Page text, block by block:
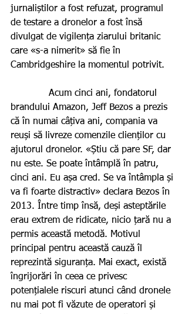
jurnaliștilor a fost refuzat, programul
de testare a dronelor a fost însă
divulgat de vigilența ziarului britanic
care «s-a nimerit» să fie în
Cambridgeshire la momentul potrivit.
brandului Amazon, Jeff Bezos a prezis
că în numai câțiva ani, compania va
reuși să livreze comenzile clienților cu
ajutorul dronelor. «Știu că pare SF, dar
nu este. Se poate întâmplă în patru,
cinci ani. Eu așa cred. Se va întâmpla și
va fi foarte distractiv» declara Bezos în
2013. Între timp însă, deși asteptările
erau extrem de ridicate, nicio țară nu a
permis această metodă. Motivul
principal pentru această cauză îl
reprezintă siguranța. Mai exact, există
îngrijorări în ceea ce privesc
potențialele riscuri atunci când dronele
nu mai pot fi văzute de operatori și